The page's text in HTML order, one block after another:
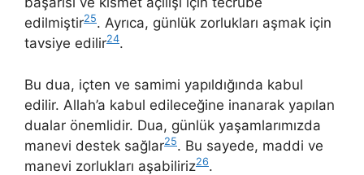
edilmiştir25. Ayrıca, günlük zorlukları aşmak için
tavsiye edilir24.
Bu dua, içten ve samimi yapıldığında kabul
edilir. Allah’a kabul edileceğine inanarak yapılan
dualar önemlidir. Dua, günlük yaşamlarımızda
manevi destek sağlar25. Bu sayede, maddi ve
manevi zorlukları aşabiliriz26.